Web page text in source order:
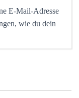
E-Mail-Adresse
wie du dein